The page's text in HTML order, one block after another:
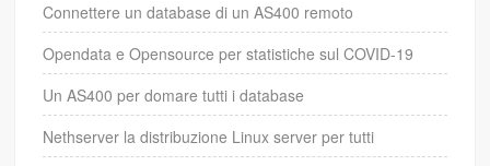
Connettere un database di un AS400 remoto
Opendata e Opensource per statistiche sul COVID-19
Un AS400 per domare tutti i database
Nethserver la distribuzione Linux server per tutti